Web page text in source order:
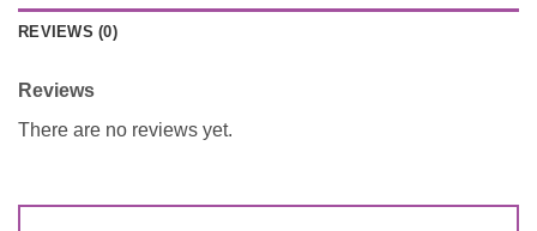
REVIEWS (0)
Reviews
There are no reviews yet.